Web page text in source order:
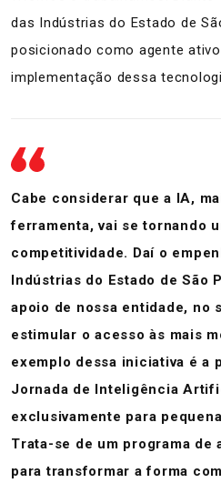
das Indústrias do Estado de
posicionado como agente
implementação dessa
Cabe considerar que a IA,
ferramenta, vai se tornando
competitividade. Daí o
Indústrias do Estado de São
apoio de nossa entidade, no
estimular o acesso às mais
exemplo dessa iniciativa é a
Jornada de Inteligência
exclusivamente para
Trata-se de um programa de
para transformar a forma